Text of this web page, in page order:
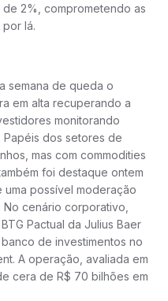
2%, comprometendo as
lá.
semana de queda o
em alta recuperando a
monitorando
dos setores de
mas com commodities
foi destaque ontem
uma possível moderação
cenário corporativo,
Pactual da Julius Baer
de investimentos no
A operação, avaliada em
cera de R$ 70 bilhões em